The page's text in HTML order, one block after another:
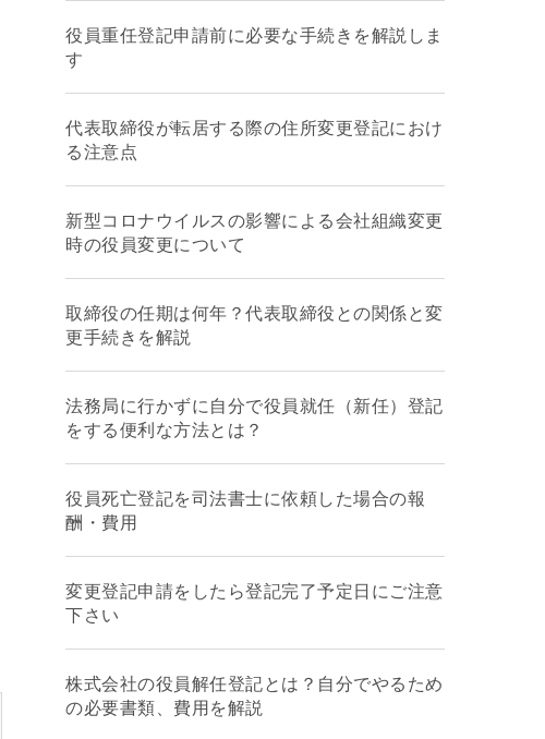
役員重任登記申請前に必要な手続きを解説しま
す
代表取締役が転居する際の住所変更登記におけ
る注意点
新型コロナウイルスの影響による会社組織変更
時の役員変更について
取締役の任期は何年？代表取締役との関係と変
更手続きを解説
法務局に行かずに自分で役員就任（新任）登記
をする便利な方法とは？
役員死亡登記を司法書士に依頼した場合の報
酬・費用
変更登記申請をしたら登記完了予定日にご注意
下さい
株式会社の役員解任登記とは？自分でやるため
の必要書類、費用を解説